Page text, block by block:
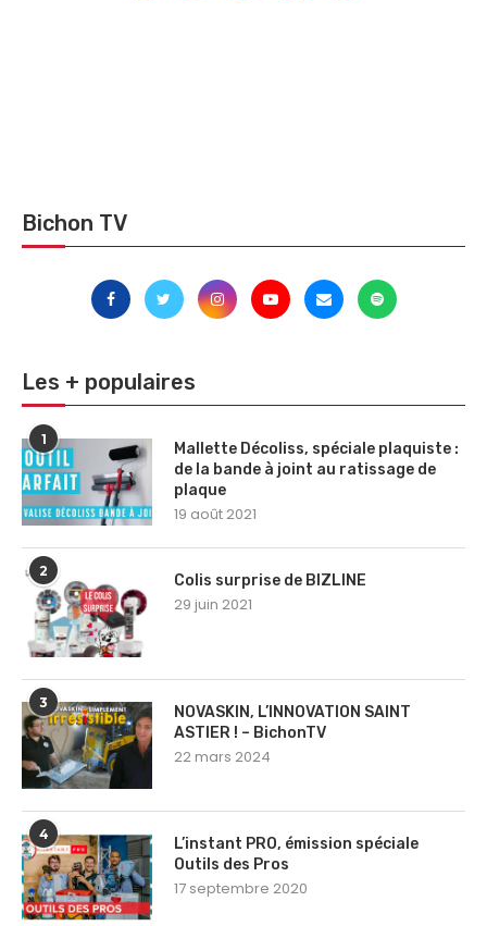
Bichon TV
Les + populaires
1
Mallette Décoliss, spéciale plaquiste :
de la bande à joint au ratissage de
plaque
19 août 2021
2
Colis surprise de BIZLINE
29 juin 2021
3
NOVASKIN, L’INNOVATION SAINT
ASTIER ! – BichonTV
22 mars 2024
4
L’instant PRO, émission spéciale
Outils des Pros
17 septembre 2020